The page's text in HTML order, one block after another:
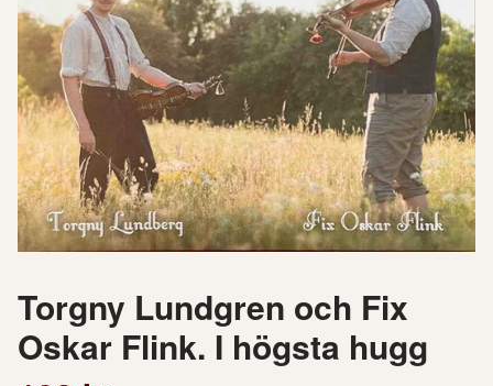
Torgny Lundgren och Fix
Oskar Flink. I högsta hugg